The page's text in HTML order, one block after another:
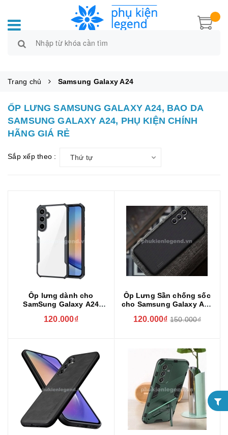
Trang chủ Samsung Galaxy A24
ỐP LƯNG SAMSUNG GALAXY A24, BAO DA
SAMSUNG GALAXY A24, PHỤ KIỆN CHÍNH
HÃNG GIÁ RẺ
Sắp xếp theo : Thứ tự
Ốp lưng dành cho
SamSung Galaxy A24
cấp chống sốc mặt lưng
120.000₫
Ốp Lưng Sần chống sốc
cho Samsung Galaxy A24
Shield
120.000₫ 150.000₫